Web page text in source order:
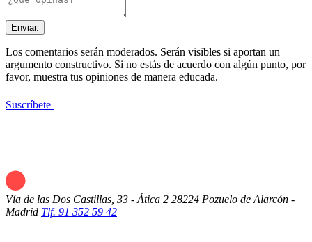
Enviar.
Los comentarios serán moderados. Serán visibles si aportan un
argumento constructivo. Si no estás de acuerdo con algún punto, por
favor, muestra tus opiniones de manera educada.
Suscríbete
Vía de las Dos Castillas, 33 - Ática 2 28224 Pozuelo de Alarcón -
Madrid Tlf. 91 352 59 42